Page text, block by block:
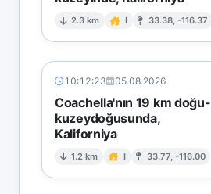
2.3 km I 33.38, -116.37
10:12:23 05.08.2026
Coachella'nın 19 km doğu-
kuzeydoğusunda,
Kaliforniya
1.2 km I 33.77, -116.00